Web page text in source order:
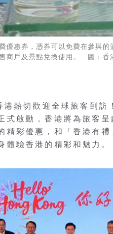
惠券，憑券可以免費在參與的
商戶及景點兌換使用。 圖：香
港熱切歡迎全球旅客到
式啟動，香港將為旅客
精彩優惠，和「香港有
體驗香港的精彩和魅力。